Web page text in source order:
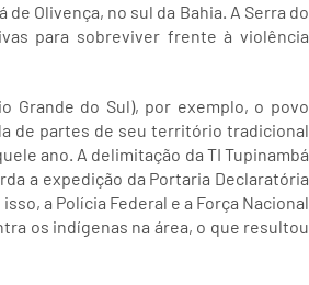
Olivença, no sul da Bahia. A Serra do
para sobreviver frente à violência
Grande do Sul), por exemplo, o povo
de partes de seu território tradicional
ano. A delimitação da TI Tupinambá
a expedição da Portaria Declaratória
a Polícia Federal e a Força Nacional
os indígenas na área, o que resultou